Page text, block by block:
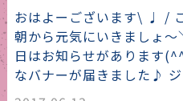
おはよーございます\ ♩ /
朝から元気にいきましょ
日はお知らせがあります
なバナーが届きました♪